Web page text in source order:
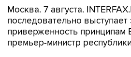
Москва. 7 августа.
последовательно выступает
приверженность принципам
премьер-министр